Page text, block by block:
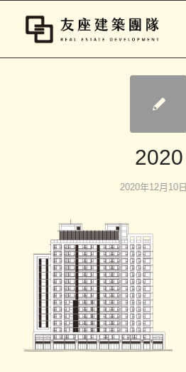
2020
2020年12月10日